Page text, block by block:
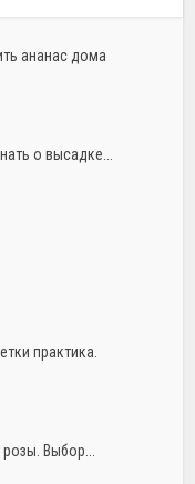
ананас дома
о высадке...
практика.
Выбор...